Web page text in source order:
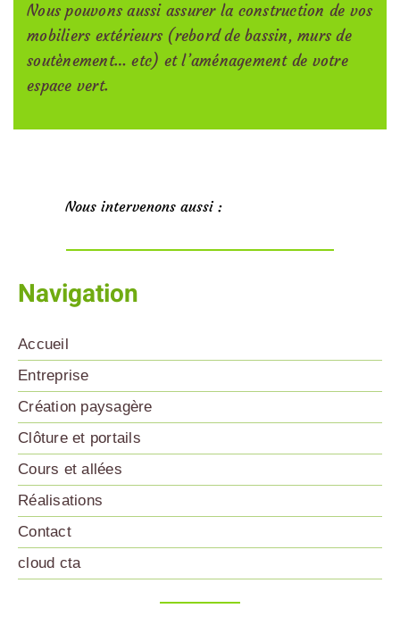
Nous pouvons aussi assurer la construction de vos
mobiliers extérieurs (rebord de bassin, murs de
soutènement… etc) et l’aménagement de votre
espace vert.
Nous intervenons aussi :
Navigation
Accueil
Entreprise
Création paysagère
Clôture et portails
Cours et allées
Réalisations
Contact
cloud cta